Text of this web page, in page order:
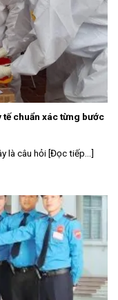
tế chuẩn xác từng bước
là câu hỏi [Đọc tiếp...]